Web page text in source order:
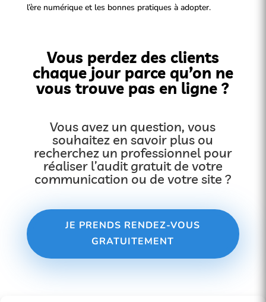
l’ère numérique et les bonnes pratiques à adopter.
Vous perdez des clients
chaque jour parce qu’on ne
vous trouve pas en ligne ?
Vous avez un question, vous
souhaitez en savoir plus ou
recherchez un professionnel pour
réaliser l’audit gratuit de votre
communication ou de votre site ?
JE PRENDS RENDEZ-VOUS
GRATUITEMENT